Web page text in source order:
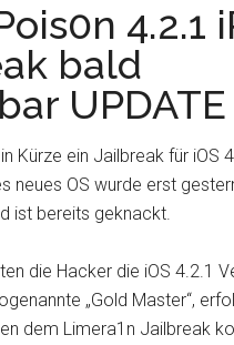
4.2.1
bald
UPDATE
Kürze ein Jailbreak für iOS
neues OS wurde erst
ist bereits geknackt.
die Hacker die iOS 4.2.1
„Gold Master“,
dem Limera1n Jailbreak